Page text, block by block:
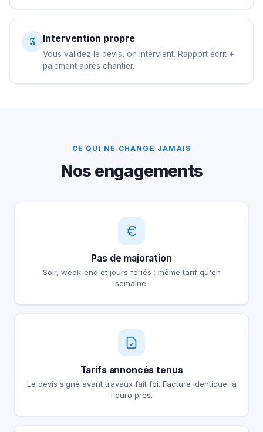
3 Intervention propre
Vous validez le devis, on intervient. Rapport écrit +
paiement après chantier.
CE QUI NE CHANGE JAMAIS
Nos engagements
Pas de majoration
Soir, week-end et jours fériés : même tarif qu'en
semaine.
Tarifs annoncés tenus
Le devis signé avant travaux fait foi. Facture identique, à
l'euro près.